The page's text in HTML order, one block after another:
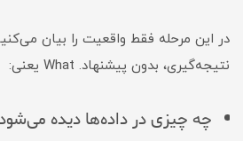
در این مرحله فقط واقعیت را بیان
نتیجه‌گیری، بدون پیشنهاد. What یعنی:
چه چیزی در داده‌ها دیده